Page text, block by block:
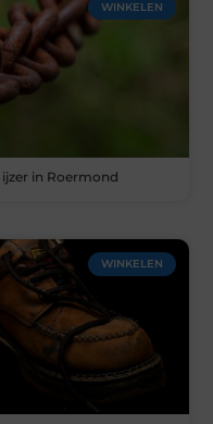
WINKELEN
in Roermond
WINKELEN